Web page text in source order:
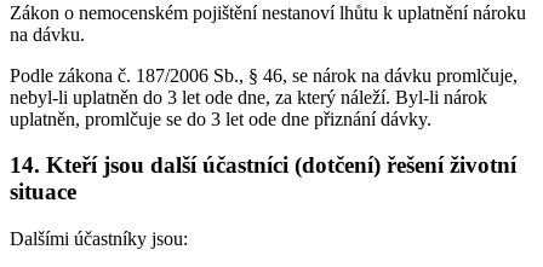
Zákon o nemocenském pojištění nestanoví lhůtu k uplatnění nároku
na dávku.
Podle zákona č. 187/2006 Sb., § 46, se nárok na dávku promlčuje,
nebyl-li uplatněn do 3 let ode dne, za který náleží. Byl-li nárok
uplatněn, promlčuje se do 3 let ode dne přiznání dávky.
14. Kteří jsou další účastníci (dotčení) řešení životní
situace
Dalšími účastníky jsou: